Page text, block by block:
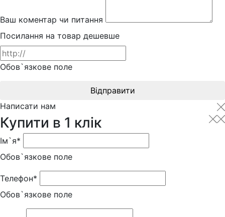
Ваш коментар чи питання
Посилання на товар дешевше
Обов`язкове поле
Відправити
Написати нам
Купити в 1 клік
Ім`я*
Обов`язкове поле
Телефон*
Обов`язкове поле